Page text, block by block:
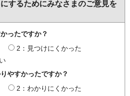
するためにみなさまのご意見を
ったですか？
2：見つけにくかった
やすかったですか？
2：わかりにくかった